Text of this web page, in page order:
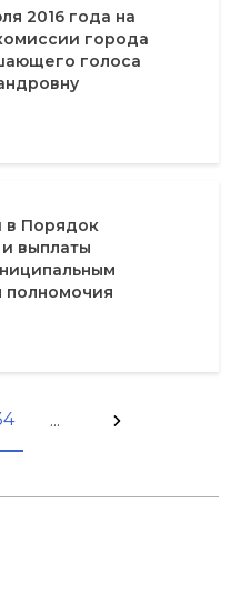
2016 года на
города
голоса
в Порядок
выплаты
...